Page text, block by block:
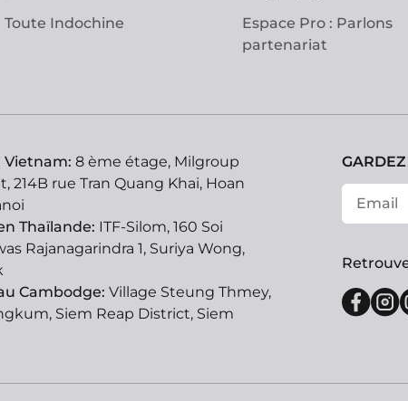
Toute Indochine
Espace Pro : Parlons
partenariat
Vietnam: 8 ème étage, Milgroup
214B rue Tran Quang Khai, Hoan
Thaïlande: ITF-Silom, 160 Soi
Rajanagarindra 1, Suriya Wong,
Cambodge: Village Steung Thmey,
Siem Reap District, Siem